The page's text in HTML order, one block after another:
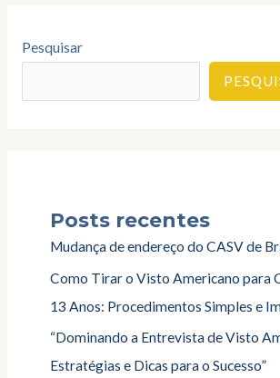
Pesquisar
Posts recentes
Mudança de endereço do CASV de
Como Tirar o Visto Americano para
13 Anos: Procedimentos Simples e
“Dominando a Entrevista de Visto
Estratégias e Dicas para o Sucesso”